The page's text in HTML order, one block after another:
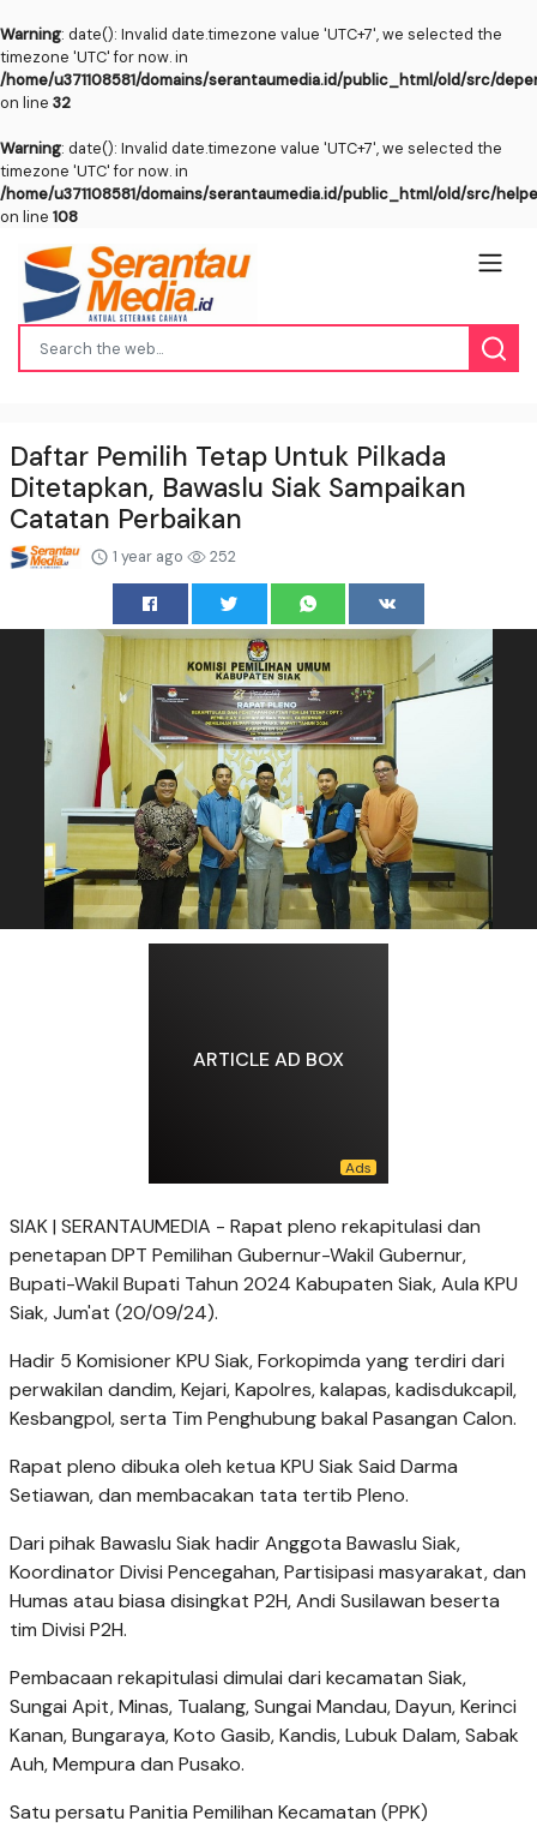
Warning: date(): Invalid date.timezone value 'UTC+7', we selected the
timezone 'UTC' for now. in
/home/u371108581/domains/serantaumedia.id/public_html/old/src/
on line 32
Warning: date(): Invalid date.timezone value 'UTC+7', we selected the
timezone 'UTC' for now. in
/home/u371108581/domains/serantaumedia.id/public_html/old/src/
on line 108
Daftar Pemilih Tetap Untuk Pilkada
Ditetapkan, Bawaslu Siak Sampaikan
Catatan Perbaikan
1 year ago 252
ARTICLE AD BOX
SIAK | SERANTAUMEDIA - Rapat pleno rekapitulasi dan
penetapan DPT Pemilihan Gubernur-Wakil Gubernur,
Bupati-Wakil Bupati Tahun 2024 Kabupaten Siak, Aula KPU
Siak, Jum'at (20/09/24).
Hadir 5 Komisioner KPU Siak, Forkopimda yang terdiri dari
perwakilan dandim, Kejari, Kapolres, kalapas, kadisdukcapil,
Kesbangpol, serta Tim Penghubung bakal Pasangan Calon.
Rapat pleno dibuka oleh ketua KPU Siak Said Darma
Setiawan, dan membacakan tata tertib Pleno.
Dari pihak Bawaslu Siak hadir Anggota Bawaslu Siak,
Koordinator Divisi Pencegahan, Partisipasi masyarakat, dan
Humas atau biasa disingkat P2H, Andi Susilawan beserta
tim Divisi P2H.
Pembacaan rekapitulasi dimulai dari kecamatan Siak,
Sungai Apit, Minas, Tualang, Sungai Mandau, Dayun, Kerinci
Kanan, Bungaraya, Koto Gasib, Kandis, Lubuk Dalam, Sabak
Auh, Mempura dan Pusako.
Satu persatu Panitia Pemilihan Kecamatan (PPK)